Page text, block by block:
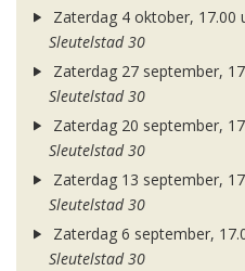
Zaterdag 4 oktober, 17.00
Sleutelstad 30
Zaterdag 27 september,
Sleutelstad 30
Zaterdag 20 september,
Sleutelstad 30
Zaterdag 13 september,
Sleutelstad 30
Zaterdag 6 september,
Sleutelstad 30